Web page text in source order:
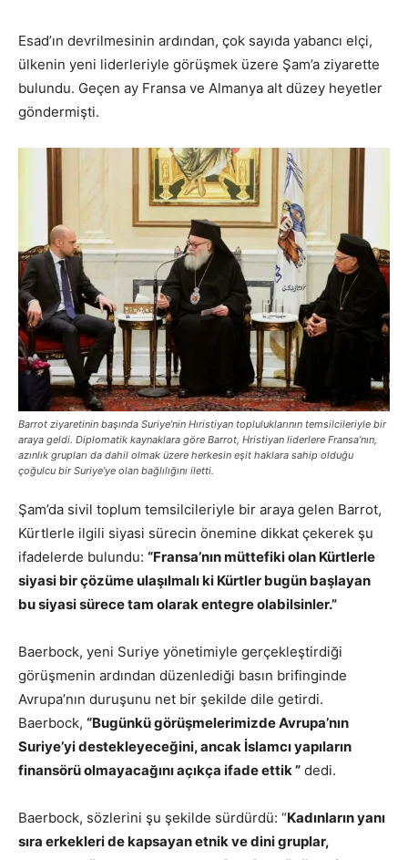
Esad’ın devrilmesinin ardından, çok sayıda yabancı elçi,
ülkenin yeni liderleriyle görüşmek üzere Şam’a ziyarette
bulundu. Geçen ay Fransa ve Almanya alt düzey heyetler
göndermişti.
Barrot ziyaretinin başında Suriye’nin Hıristiyan topluluklarının temsilcileriyle bir
araya geldi. Diplomatik kaynaklara göre Barrot, Hristiyan liderlere Fransa’nın,
azınlık grupları da dahil olmak üzere herkesin eşit haklara sahip olduğu
çoğulcu bir Suriye’ye olan bağlılığını iletti.
Şam’da sivil toplum temsilcileriyle bir araya gelen Barrot,
Kürtlerle ilgili siyasi sürecin önemine dikkat çekerek şu
ifadelerde bulundu: “Fransa’nın müttefiki olan Kürtlerle
siyasi bir çözüme ulaşılmalı ki Kürtler bugün başlayan
bu siyasi sürece tam olarak entegre olabilsinler.”
Baerbock, yeni Suriye yönetimiyle gerçekleştirdiği
görüşmenin ardından düzenlediği basın brifinginde
Avrupa’nın duruşunu net bir şekilde dile getirdi.
Baerbock, “Bugünkü görüşmelerimizde Avrupa’nın
Suriye’yi destekleyeceğini, ancak İslamcı yapıların
finansörü olmayacağını açıkça ifade ettik ” dedi.
Baerbock, sözlerini şu şekilde sürdürdü: “Kadınların yanı
sıra erkekleri de kapsayan etnik ve dini gruplar,